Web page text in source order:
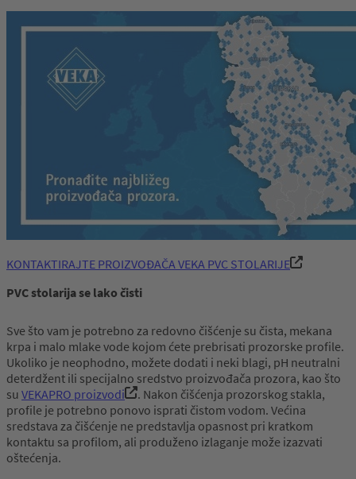
KONTAKTIRAJTE PROIZVOĐAČA VEKA PVC STOLARIJE
PVC stolarija se lako čisti
Sve što vam je potrebno za redovno čišćenje su čista, mekana
krpa i malo mlake vode kojom ćete prebrisati prozorske profile.
Ukoliko je neophodno, možete dodati i neki blagi, pH neutralni
deterdžent ili specijalno sredstvo proizvođača prozora, kao što
su VEKAPRO proizvodi
. Nakon čišćenja prozorskog stakla,
profile je potrebno ponovo isprati čistom vodom. Većina
sredstava za čišćenje ne predstavlja opasnost pri kratkom
kontaktu sa profilom, ali produženo izlaganje može izazvati
oštećenja.